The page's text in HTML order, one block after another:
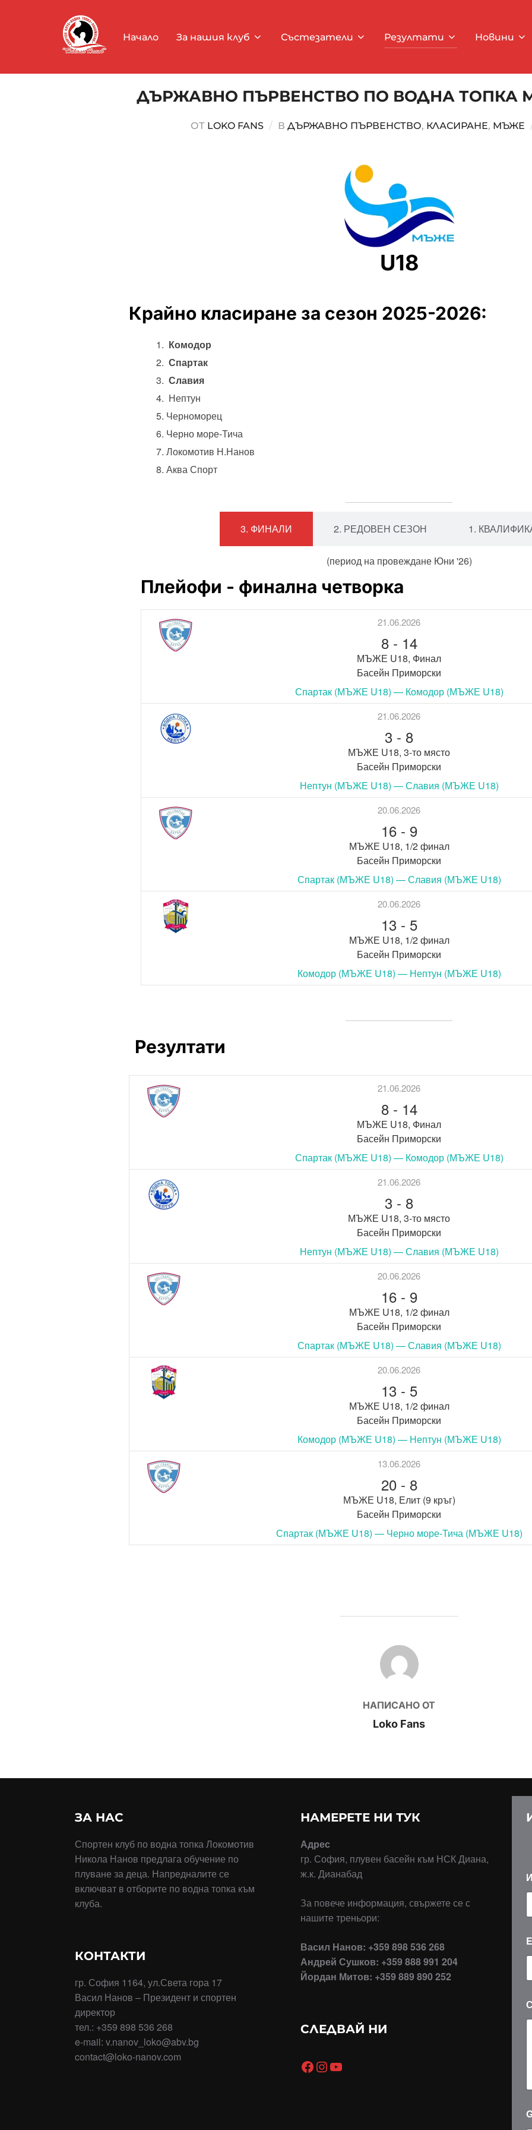
Начало За нашия клуб Състезатели Резултати Новини
ДЪРЖАВНО ПЪРВЕНСТВО ПО ВОДНА ТОПКА
ОТ LOKO FANS В ДЪРЖАВНО ПЪРВЕНСТВО, КЛАСИРАНЕ, МЪЖЕ
U18
Крайно класиране за сезон 2025-2026:
Комодор
Спартак
Славия
Нептун
Черноморец
Черно море-Тича
Локомотив Н.Нанов
Аква Спорт
3. ФИНАЛИ 2. РЕДОВЕН СЕЗОН 1.
(период на провеждане Юни '26)
Плейофи - финална четворка
21.06.2026
8- 14
МЪЖЕ U18, Финал
Басейн Приморски
Спартак (МЪЖЕ U18) — Комодор (МЪЖЕ U18)
21.06.2026
3 - 8
МЪЖЕ U18, 3-то място
Басейн Приморски
Нептун (МЪЖЕ U18) — Славия (МЪЖЕ U18)
20.06.2026
16- 9
МЪЖЕ U18, 1/2 финал
Басейн Приморски
Спартак (МЪЖЕ U18) — Славия (МЪЖЕ U18)
20.06.2026
13 - 5
МЪЖЕ U18, 1/2 финал
Басейн Приморски
Комодор (МЪЖЕ U18) — Нептун (МЪЖЕ U18)
Резултати
21.06.2026
8- 14
МЪЖЕ U18, Финал
Басейн Приморски
Спартак (МЪЖЕ U18) — Комодор (МЪЖЕ U18)
21.06.2026
3 - 8
МЪЖЕ U18, 3-то място
Басейн Приморски
Нептун (МЪЖЕ U18) — Славия (МЪЖЕ U18)
20.06.2026
16- 9
МЪЖЕ U18, 1/2 финал
Басейн Приморски
Спартак (МЪЖЕ U18) — Славия (МЪЖЕ U18)
20.06.2026
13 - 5
МЪЖЕ U18, 1/2 финал
Басейн Приморски
Комодор (МЪЖЕ U18) — Нептун (МЪЖЕ U18)
13.06.2026
20- 8
МЪЖЕ U18, Елит (9 кръг)
Басейн Приморски
Спартак (МЪЖЕ U18) — Черно море-Тича (МЪЖЕ U18)
POST AUTHOR
НАПИСАНО ОТ
Loko Fans
ЗА НАС
Спортен клуб по водна топка Локомотив
Никола Нанов предлага обучение по
плуване за деца. Напредналите се
включват в отборите по водна топка към
клуба.
КОНТАКТИ
гр. София 1164, ул.Света гора 17
Васил Нанов – Президент и спортен
директор
тел.: +359 898 536 268
e-mail: v.nanov_loko@abv.bg
contact@loko-nanov.com
НАМЕРЕТЕ НИ ТУК
Адрес
гр. София, плувен басейн към НСК Диана,
ж.к. Дианабад
За повече информация, свържете се с
нашите треньори:
Васил Нанов: +359 898 536 268
Андрей Сушков: +359 888 991 204
Йордан Митов: +359 889 890 252
СЛЕДВАЙ НИ
п